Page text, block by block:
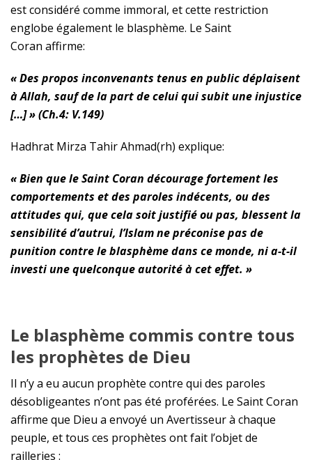
est considéré comme immoral, et cette restriction
englobe également le blasphème. Le Saint
Coran affirme:
« Des propos inconvenants tenus en public déplaisent
à Allah, sauf de la part de celui qui subit une injustice
[…] » (Ch.4: V.149)
Hadhrat Mirza Tahir Ahmad(rh) explique:
« Bien que le Saint Coran décourage fortement les
comportements et des paroles indécents, ou des
attitudes qui, que cela soit justifié ou pas, blessent la
sensibilité d’autrui, l’Islam ne préconise pas de
punition contre le blasphème dans ce monde, ni a-t-il
investi une quelconque autorité à cet effet. »
Le blasphème commis contre tous
les prophètes de Dieu
Il n’y a eu aucun prophète contre qui des paroles
désobligeantes n’ont pas été proférées. Le Saint Coran
affirme que Dieu a envoyé un Avertisseur à chaque
peuple, et tous ces prophètes ont fait l’objet de
railleries :